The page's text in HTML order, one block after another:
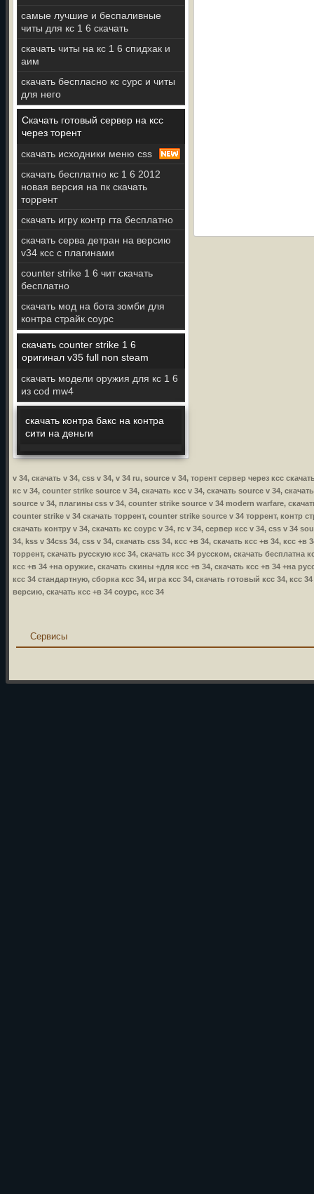
самые лучшие и беспаливные
читы для кс 1 6 скачать
скачать читы на кс 1 6 спидхак и
аим
скачать беспласно кс сурс и читы
для него
Скачать готовый сервер на ксс
через торент
скачать исходники меню css
скачать бесплатно кс 1 6 2012
новая версия на пк скачать
торрент
скачать игру контр гта бесплатно
скачать серва детран на версию
v34 ксс с плагинами
counter strike 1 6 чит скачать
бесплатно
скачать мод на бота зомби для
контра страйк соурс
скачать counter strike 1 6
оригинал v35 full non steam
скачать модели оружия для кс 1 6
из cod mw4
скачать контра бакс на контра
сити на деньги
v 34, скачать v 34, css v 34, v 34 ru, source v 34, торент сервер через ксс
кс v 34, counter strike source v 34, скачать ксс v 34, скачать source v 34,
source v 34, плагины css v 34, counter strike source v 34 modern warfare,
counter strike v 34 скачать торрент, counter strike source v 34 торрент, контр
скачать контру v 34, скачать кс соурс v 34, rc v 34, сервер ксс v 34, css v 34
34, kss v 34css 34, css v 34, скачать css 34, ксс +в 34, скачать ксс +в 34, ксс
торрент, скачать русскую ксс 34, скачать ксс 34 русском, скачать бесплатна
ксс +в 34 +на оружие, скачать скины +для ксс +в 34, скачать ксс +в 34 +на
ксс 34 стандартную, сборка ксс 34, игра ксс 34, скачать готовый ксс 34, ксс
версию, скачать ксс +в 34 соурс, ксс 34
Сервисы